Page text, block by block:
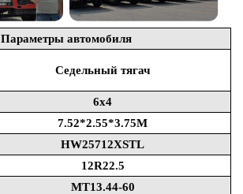
Параметры автомобиля
Седельный тягач
6x4
7.52*2.55*3.75M
HW25712XSTL
12R22.5
MT13.44-60